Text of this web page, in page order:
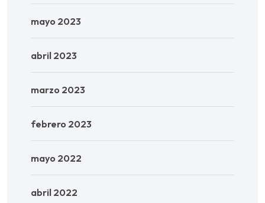
mayo 2023
abril 2023
marzo 2023
febrero 2023
mayo 2022
abril 2022